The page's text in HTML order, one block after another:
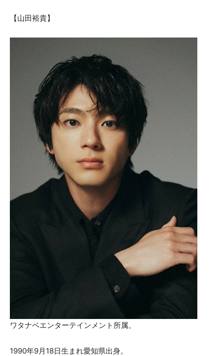
【山田裕貴】
ワタナベエンターテインメント所属。
1990年9月18日生まれ愛知県出身。